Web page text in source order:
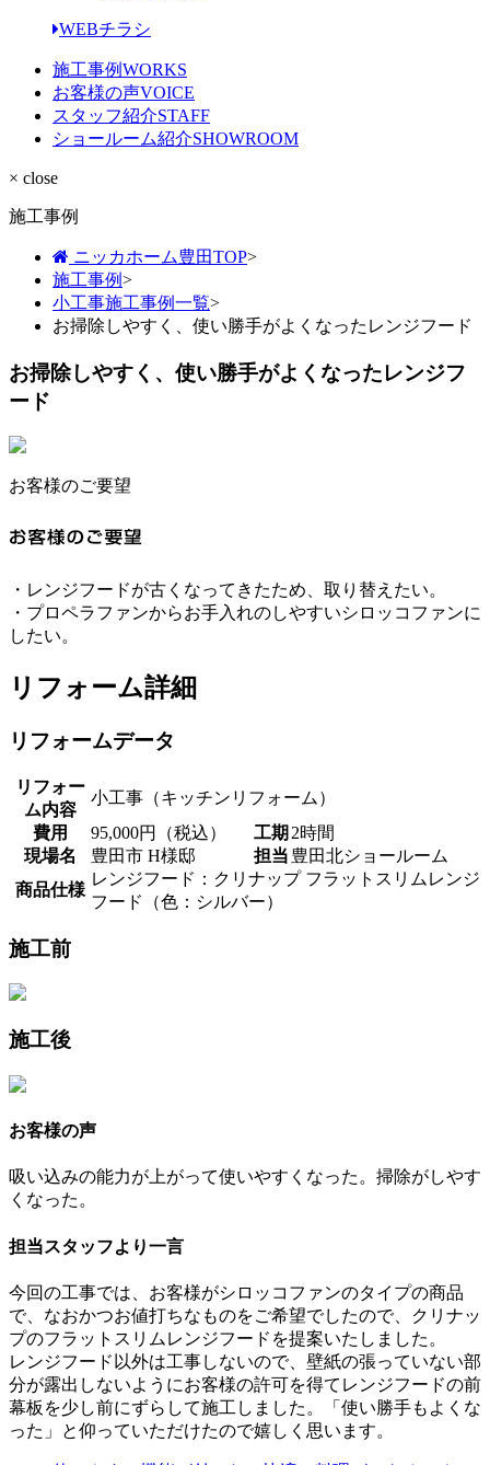
WEBチラシ
施工事例WORKS
お客様の声VOICE
スタッフ紹介STAFF
ショールーム紹介SHOWROOM
× close
施工事例
ニッカホーム豊田TOP>
施工事例>
小工事施工事例一覧>
お掃除しやすく、使い勝手がよくなったレンジフード
お掃除しやすく、使い勝手がよくなったレンジフ
ード
お客様のご要望
・レンジフードが古くなってきたため、取り替えたい。
・プロペラファンからお手入れのしやすいシロッコファンに
したい。
リフォーム詳細
リフォームデータ
リフォー
ム内容
小工事（キッチンリフォーム）
費用
95,000円（税込） 工期 2時間
現場名
豊田市 H様邸 担当 豊田北ショールーム
商品仕様
レンジフード：クリナップ フラットスリムレンジ
フード（色：シルバー）
施工前
施工後
お客様の声
吸い込みの能力が上がって使いやすくなった。掃除がしやす
くなった。
担当スタッフより一言
今回の工事では、お客様がシロッコファンのタイプの商品
で、なおかつお値打ちなものをご希望でしたので、クリナッ
プのフラットスリムレンジフードを提案いたしました。
レンジフード以外は工事しないので、壁紙の張っていない部
分が露出しないようにお客様の許可を得てレンジフードの前
幕板を少し前にずらして施工しました。「使い勝手もよくな
った」と仰っていただけたので嬉しく思います。